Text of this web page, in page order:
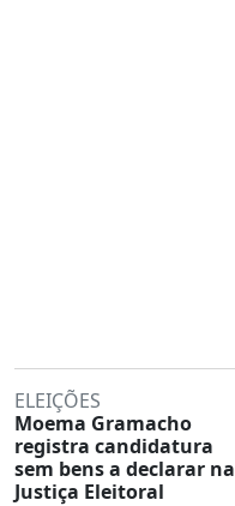
ELEIÇÕES
Moema Gramacho
registra candidatura
sem bens a declarar na
Justiça Eleitoral